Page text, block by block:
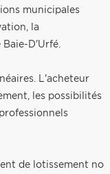
municipales
la
D'Urfé.
L'acheteur
les possibilités
de lotissement no